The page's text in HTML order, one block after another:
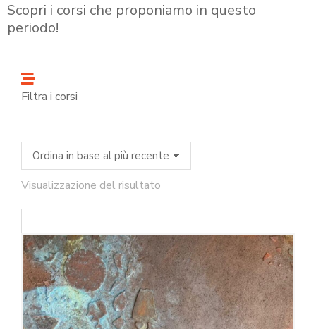
Scopri i corsi che proponiamo in questo
periodo!
Filtra i corsi
Visualizzazione del risultato